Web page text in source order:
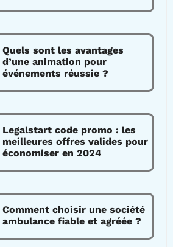
Quels sont les avantages
d’une animation pour
événements réussie ?
Legalstart code promo : les
meilleures offres valides pour
économiser en 2024
Comment choisir une société
ambulance fiable et agréée ?